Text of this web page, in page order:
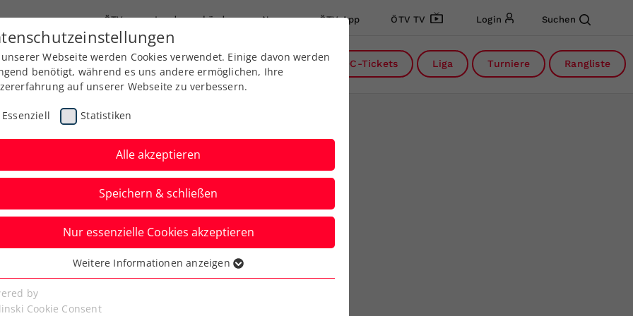
ÖTV Landesverbände News ÖTV App ÖTV TV Login Suchen
Ausbildung Services Über uns DC-Tickets Liga Turniere Rangliste
Sport das Blut“:
Einstellung von
Webseite werden Cookies verwendet. Einige davon werden
benötigt, während es uns andere ermöglichen, Ihre
auf unserer Webseite zu verbessern.
Essenziell Statistiken
Alle akzeptieren
Speichern & schließen
Nur essenzielle Cookies akzeptieren
Cookies werden für grundlegende Funktionen der
benötigt. Dadurch ist gewährleistet, dass die Webseite
Weitere Informationen anzeigen
by
Cookie Consent